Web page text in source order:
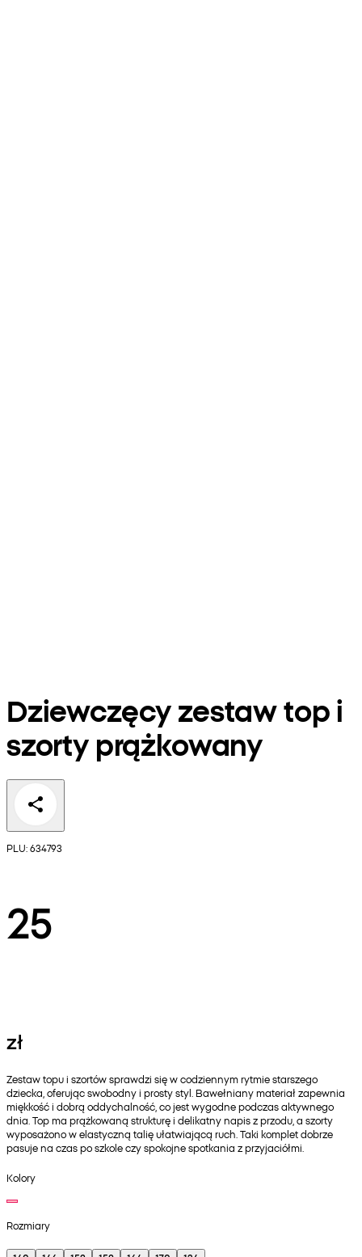
Dziewczęcy zestaw top i
szorty prążkowany
PLU: 634793
25
zł
Zestaw topu i szortów sprawdzi się w codziennym rytmie starszego
dziecka, oferując swobodny i prosty styl. Bawełniany materiał zapewnia
miękkość i dobrą oddychalność, co jest wygodne podczas aktywnego
dnia. Top ma prążkowaną strukturę i delikatny napis z przodu, a szorty
wyposażono w elastyczną talię ułatwiającą ruch. Taki komplet dobrze
pasuje na czas po szkole czy spokojne spotkania z przyjaciółmi.
Kolory
Rozmiary